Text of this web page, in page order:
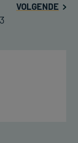
VOLGENDE